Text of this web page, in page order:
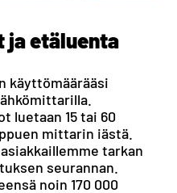
ja etäluenta
käyttömäärääsi
luetaan 15 tai 60
mittarin iästä.
tarkan
seurannan.
noin 170 000